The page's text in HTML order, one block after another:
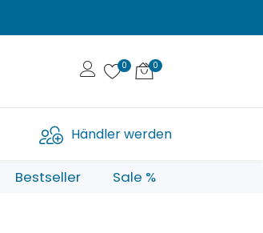
Händler werden
Bestseller Sale %